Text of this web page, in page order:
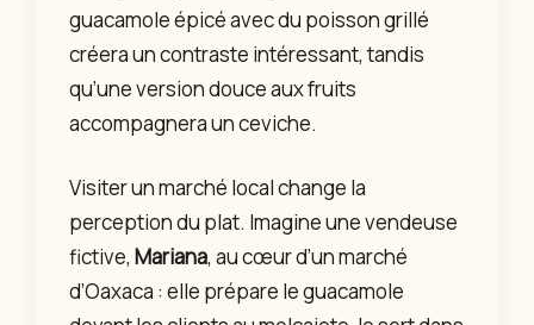
guacamole épicé avec du poisson grillé
créera un contraste intéressant, tandis
qu’une version douce aux fruits
accompagnera un ceviche.
Visiter un marché local change la
perception du plat. Imagine une vendeuse
fictive, Mariana, au cœur d’un marché
d’Oaxaca : elle prépare le guacamole